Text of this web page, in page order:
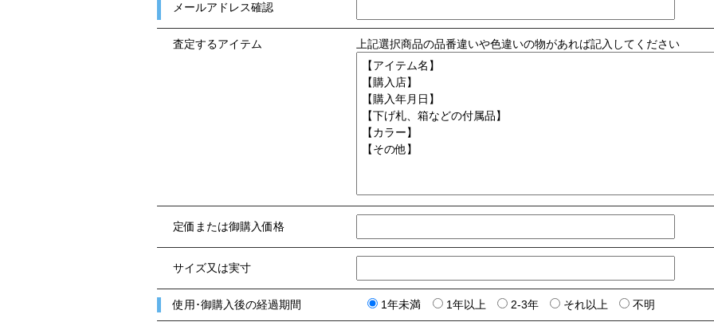
メールアドレス確認
査定するアイテム 上記選択商品の品番違いや色違いの物があれば記入してください
定価または御購入価格
サイズ又は実寸
使用･御購入後の経過期間 1年未満 1年以上 2-3年 それ以上 不明